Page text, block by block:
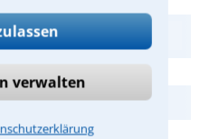
verwalten